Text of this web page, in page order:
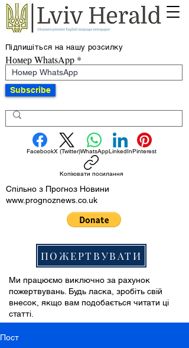
Підпишіться на нашу розсилку
Номер WhatsApp
Subscribe
FacebookX (Twitter)WhatsAppLinkedInPinterest
Копіювати посилання
Спільно з Прогноз Новини
www.prognoznews.co.uk
ПОЖЕРТВУВАТИ
Ми працюємо виключно за рахунок
пожертвувань. Будь ласка, зробіть свій
внесок, якщо вам подобається читати ці
статті.
Пост